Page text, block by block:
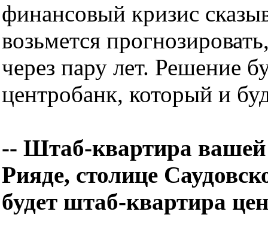
финансовый кризис
возьмется
через пару лет. Решение
центробанк, который и
-- Штаб-квартира вашей
Рияде, столице
будет штаб-квартира